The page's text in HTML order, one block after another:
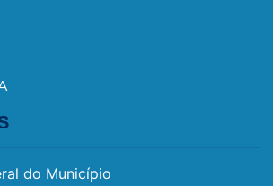
do Município